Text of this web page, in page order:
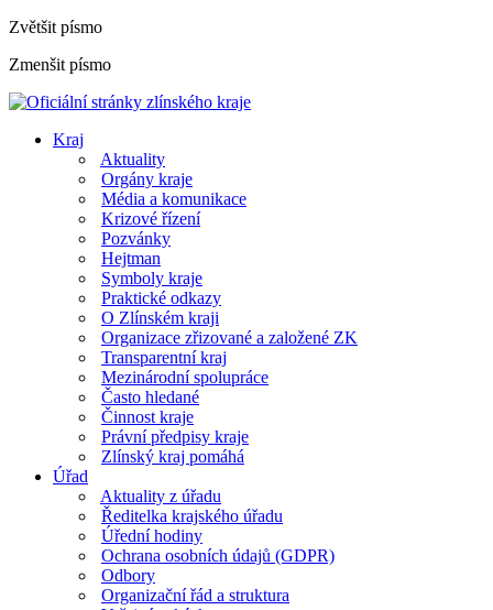
Zvětšit písmo
Zmenšit písmo
Kraj
Aktuality
Orgány kraje
Média a komunikace
Krizové řízení
Pozvánky
Hejtman
Symboly kraje
Praktické odkazy
O Zlínském kraji
Organizace zřizované a založené ZK
Transparentní kraj
Mezinárodní spolupráce
Často hledané
Činnost kraje
Právní předpisy kraje
Zlínský kraj pomáhá
Úřad
Aktuality z úřadu
Ředitelka krajského úřadu
Úřední hodiny
Ochrana osobních údajů (GDPR)
Odbory
Organizační řád a struktura